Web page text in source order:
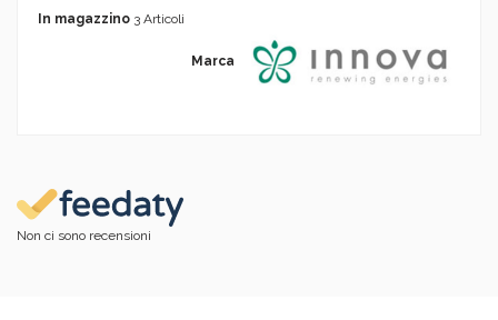
Marca
In magazzino 3 Articoli
Non ci sono recensioni